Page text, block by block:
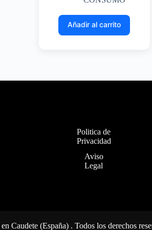
Añadir al carrito
Politica de
Privacidad
Aviso
Legal
Caudete (España) . Todos los derechos